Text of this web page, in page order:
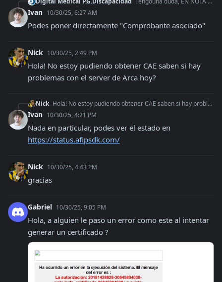
Ivan 10/30/25, 6:27 AM
Podes poner directamente "Comprobante asociado"
Nick 10/30/25, 2:49 PM
Hola! No estoy pudiendo obtener CAE saben si hay
problemas con el server de Arca hoy?
Nick Hola! No estoy pudiendo obtener CAE saben si hay problemas con el server de Arca hoy?
Ivan 10/30/25, 4:21 PM
https://status.afipsdk.com/
Nick 10/30/25, 4:43 PM
gracias
Gabriel 10/30/25, 9:05 PM
Hola, a alguien le paso un error como este al intentar
generar un certificado ?